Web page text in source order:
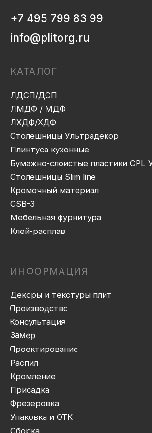
Дизайн сайта: artandkate
Производство
Консультация
Распил
Фрезеровка
Упаковка и ОТК
Присадка
Монтаж
Сборка
Декоры и текстуры плит
Прайс-лист
Контакты
Политика конфиденциальности